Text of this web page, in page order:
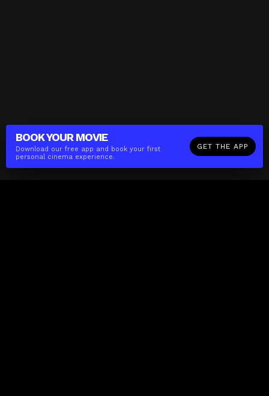
BOOK YOUR MOVIE
Download our free app and book your first
personal cinema experience.
GET THE APP